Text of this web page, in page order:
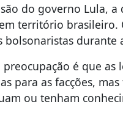
do governo Lula,
território
bolsonaristas durante
preocupação é que as
para as facções,
ou tenham